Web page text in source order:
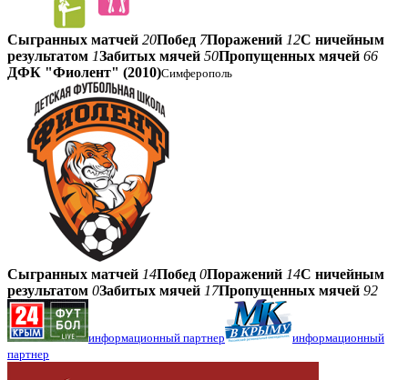
Сыгранных матчей 20Побед 7Поражений 12С ничейным
результатом 1Забитых мячей 50Пропущенных мячей 66
ДФК "Фиолент" (2010)Симферополь
Сыгранных матчей 14Побед 0Поражений 14С ничейным
результатом 0Забитых мячей 17Пропущенных мячей 92
информационный партнер
информационный
партнер